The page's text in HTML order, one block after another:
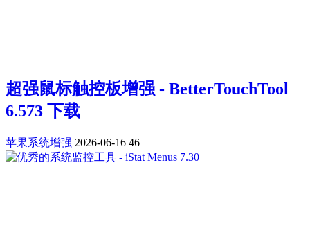
超强鼠标触控板增强 - BetterTouchTool
6.573 下载
苹果系统增强 2026-06-16 46